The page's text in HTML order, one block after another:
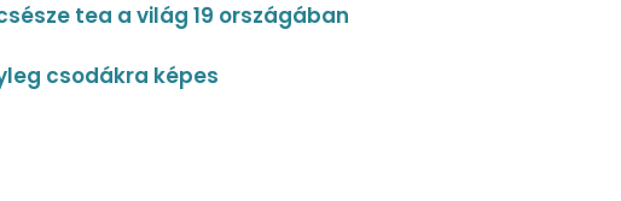
tea a világ 19 országában
csodákra képes